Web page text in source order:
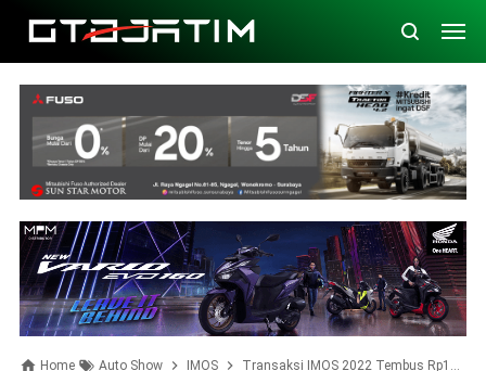
Home Auto Show IMOS Transaksi IMOS 2022 Tembus Rp100 Miliar